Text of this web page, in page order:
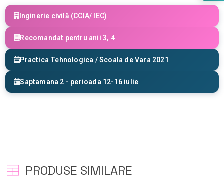
Inginerie civilă (CCIA/ IEC)
Recomandat pentru anii 3, 4
Practica Tehnologica / Scoala de Vara 2021
Saptamana 2 - perioada 12-16 iulie
PRODUSE SIMILARE